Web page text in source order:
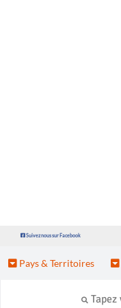
Suivez nous sur Facebook
Pays & Territoires